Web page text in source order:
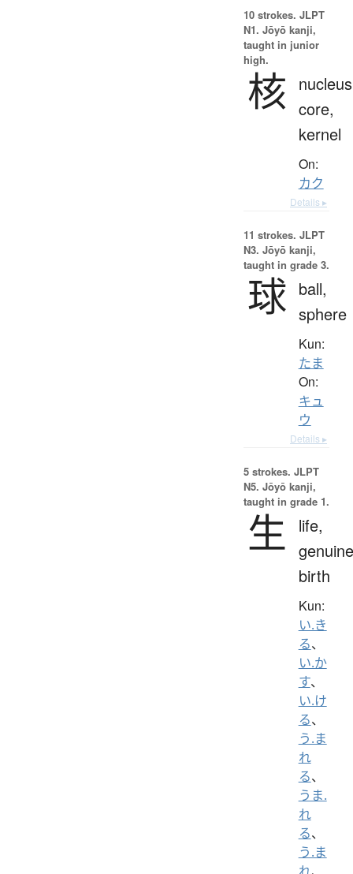
10 strokes. JLPT
N1. Jōyō kanji,
taught in junior
high.
核 core,
kernel
On:
カク
Details ▸
11 strokes. JLPT
N3. Jōyō kanji,
taught in grade 3.
球 ball,
sphere
Kun:
たま
On:
キュ
ウ
Details ▸
5 strokes. JLPT
N5. Jōyō kanji,
taught in grade 1.
生
life,
birth
Kun:
い.き
る、
い.か
す、
い.け
る、
う.ま
れ
る、
うま.
れ
る、
う.ま